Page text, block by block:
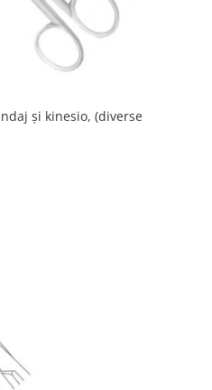
şi kinesio, (diverse